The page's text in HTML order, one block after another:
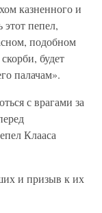
казненного и
пепел,
подобном
будет
палачам».
с врагами за
Клааса
и призыв к их